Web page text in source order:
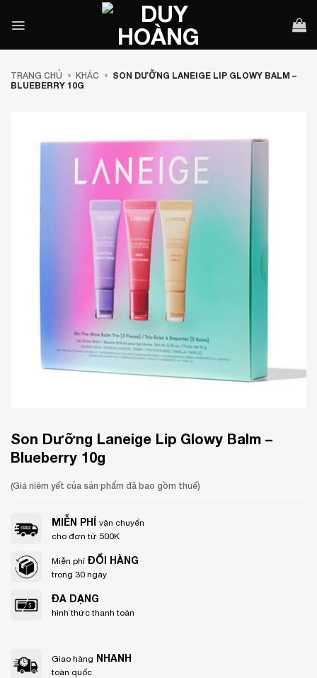
qua
TRANG CHỦ • KHÁC • SON DƯỠNG LANEIGE LIP GLOWY BALM –
BLUEBERRY 10G
Son Dưỡng Laneige Lip Glowy Balm –
Blueberry 10g
(Giá niêm yết của sản phẩm đã bao gồm thuế)
MIỄN PHÍ vận chuyển
cho đơn từ 500K
Miễn phí ĐỔI HÀNG
trong 30 ngày
ĐA DẠNG
hình thức thanh toán
Giao hàng NHANH
toàn quốc